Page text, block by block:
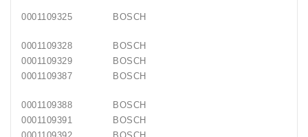
0001109325 BOSCH
0001109328
BOSCH
0001109329
BOSCH
0001109387
BOSCH
0001109388
BOSCH
0001109391
BOSCH